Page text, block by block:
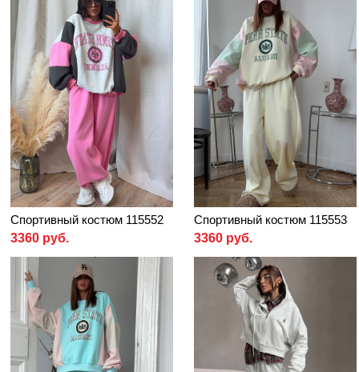
Спортивный костюм 115552
3360 руб.
Спортивный костюм 115553
3360 руб.